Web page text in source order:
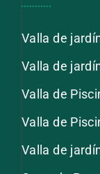
Valla de
Valla de
Valla de
Valla de
Valla de